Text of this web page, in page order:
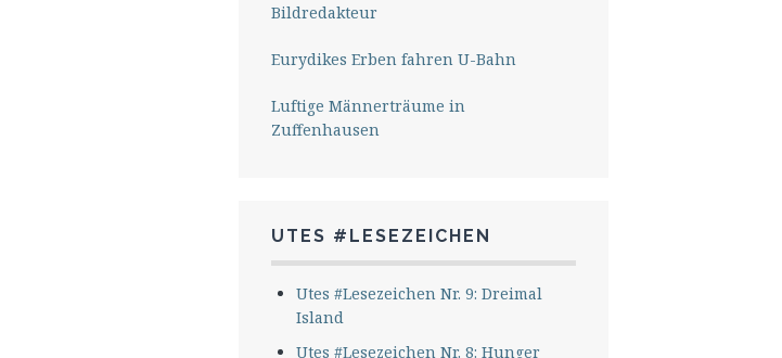
Bildredakteur
Eurydikes Erben fahren U-Bahn
Luftige Männerträume in
Zuffenhausen
UTES #LESEZEICHEN
Utes #Lesezeichen Nr. 9: Dreimal
Island
Utes #Lesezeichen Nr. 8: Hunger